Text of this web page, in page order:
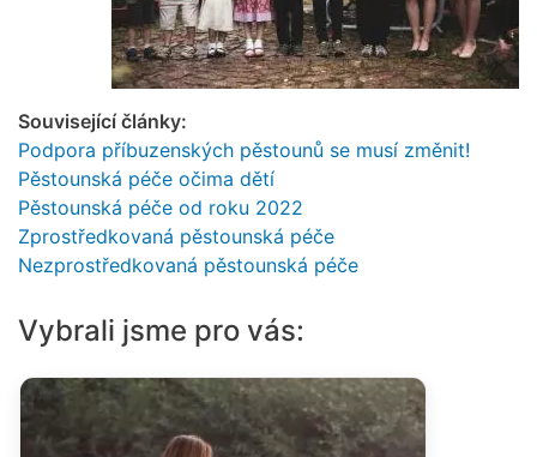
Související články:
Podpora příbuzenských pěstounů se musí změnit!
Pěstounská péče očima dětí
Pěstounská péče od roku 2022
Zprostředkovaná pěstounská péče
Nezprostředkovaná pěstounská péče
Vybrali jsme pro vás: